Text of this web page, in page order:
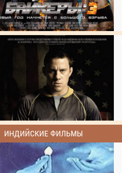
ИНДИЙСКИЕ ФИЛЬМЫ